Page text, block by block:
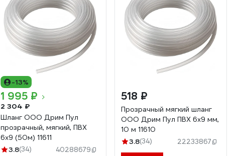
-13%
1 995 ₽
2 304 ₽
Шланг ООО Дрим Пул
прозрачный, мягкий, ПВХ
6x9 (50м) 11611
3.8(34) 40288679
518 ₽
Прозрачный мягкий шланг
ООО Дрим Пул ПВХ 6x9 мм,
10 м 11610
3.8(34) 22233867